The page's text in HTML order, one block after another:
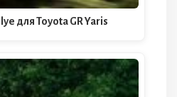
для Toyota GR Yaris